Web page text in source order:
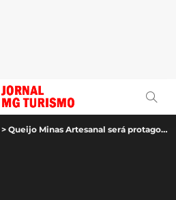
> Queijo Minas Artesanal será protagonista da gastronomia do Festival de Folclore de Jequitibá